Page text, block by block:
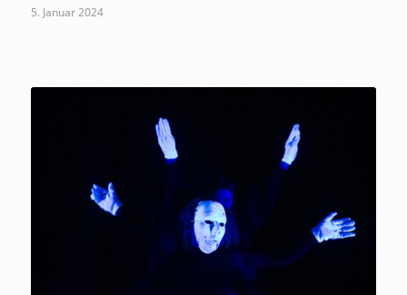
5. Januar 2024